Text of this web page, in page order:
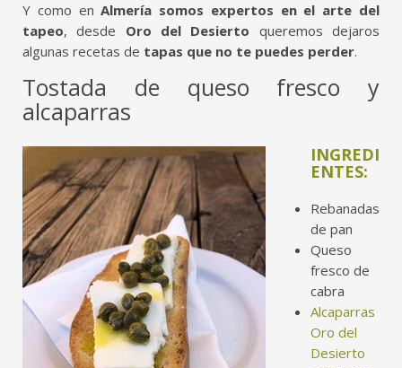
Y como en Almería somos expertos en el arte del
tapeo, desde Oro del Desierto queremos dejaros
algunas recetas de tapas que no te puedes perder.
Tostada de queso fresco y
alcaparras
INGREDI
ENTES:
Rebanadas
de pan
Queso
fresco de
cabra
Alcaparras
Oro del
Desierto